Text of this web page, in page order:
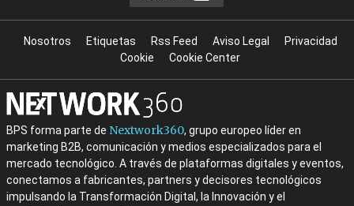
Nosotros Etiquetas Rss Feed Aviso Legal
Privacidad
Cookie
Cookie Center
BPS forma parte de Nextwork360, grupo europeo líder en
marketing B2B, comunicación y medios especializados para el
mercado tecnológico. A través de plataformas digitales y eventos,
conectamos a fabricantes, partners y decisores tecnológicos
impulsando la Transformación Digital, la Innovación y el